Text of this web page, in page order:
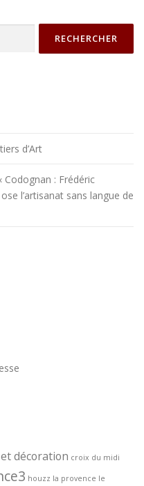
d’Art
Codognan : Frédéric
l’artisanat sans langue de
décoration croix du midi
houzz la provence le